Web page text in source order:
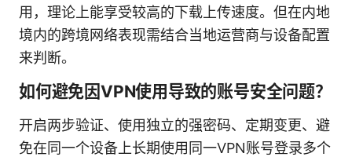
用，理论上能享受较高的下载上传速度。但在内地
境内的跨境网络表现需结合当地运营商与设备配置
来判断。
如何避免因VPN使用导致的账号安全问题？
开启两步验证、使用独立的强密码、定期变更、避
免在同一个设备上长期使用同一VPN账号登录多个